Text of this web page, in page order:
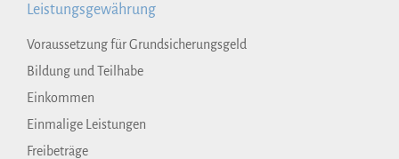
Leistungsgewährung
Voraussetzung für Grundsicherungsgeld
Bildung und Teilhabe
Einkommen
Einmalige Leistungen
Freibeträge